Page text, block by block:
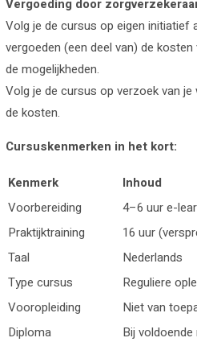
Vergoeding door
Volg je de cursus op eigen initiatief
vergoeden (een deel van) de
de mogelijkheden.
Volg je de cursus op verzoek van
de kosten.
Cursuskenmerken in het kort:
Kenmerk
Inhoud
Voorbereiding
4–6 uur e-
Praktijktraining
16 uur
Taal
Nederlands
Type cursus
Reguliere
Vooropleiding
Niet van
Diploma
Bij